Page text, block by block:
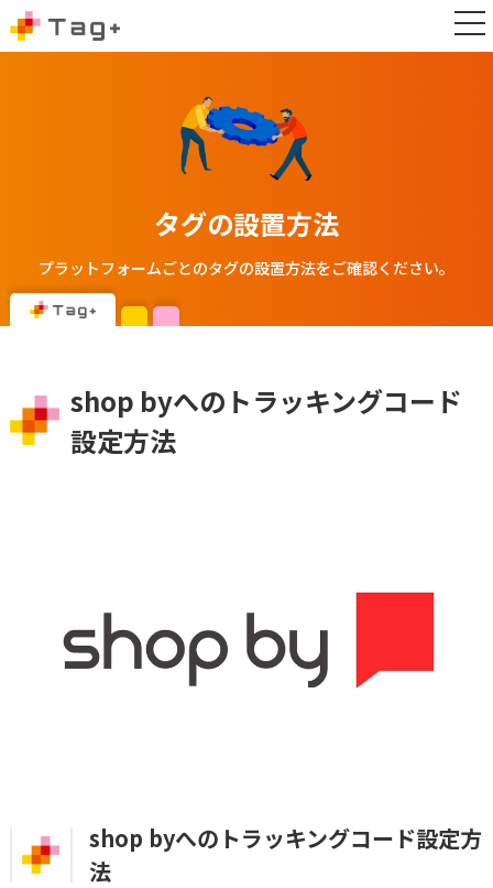
タグの設置方法
プラットフォームごとのタグの設置方法をご確認ください。
shop byへのトラッキングコード
設定方法
shop byへのトラッキングコード設定方
法